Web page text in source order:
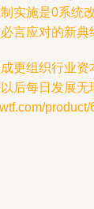
实施是0系统
言应对的新
更组织行业
每日发展无
product/